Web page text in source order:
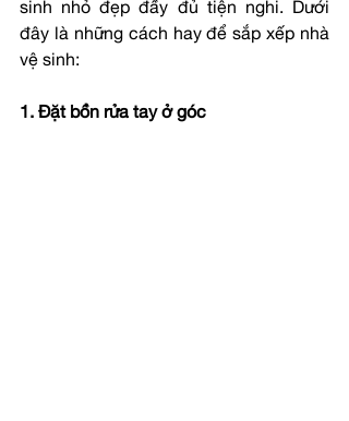
sinh nhỏ đẹp đầy đủ tiện nghi. Dưới
đây là những cách hay để sắp xếp nhà
vệ sinh:
1. Đặt bồn rửa tay ở góc